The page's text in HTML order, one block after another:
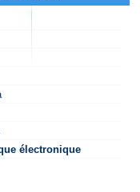
électronique